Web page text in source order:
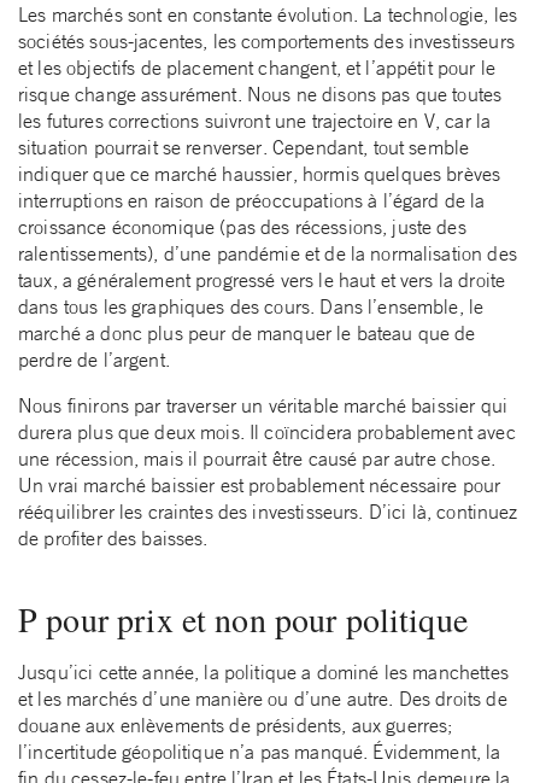
Les marchés sont en constante évolution. La technologie, les
sociétés sous-jacentes, les comportements des investisseurs
et les objectifs de placement changent, et l’appétit pour le
risque change assurément. Nous ne disons pas que toutes
les futures corrections suivront une trajectoire en V, car la
situation pourrait se renverser. Cependant, tout semble
indiquer que ce marché haussier, hormis quelques brèves
interruptions en raison de préoccupations à l’égard de la
croissance économique (pas des récessions, juste des
ralentissements), d’une pandémie et de la normalisation des
taux, a généralement progressé vers le haut et vers la droite
dans tous les graphiques des cours. Dans l’ensemble, le
marché a donc plus peur de manquer le bateau que de
perdre de l’argent.
Nous finirons par traverser un véritable marché baissier qui
durera plus que deux mois. Il coïncidera probablement avec
une récession, mais il pourrait être causé par autre chose.
Un vrai marché baissier est probablement nécessaire pour
rééquilibrer les craintes des investisseurs. D’ici là, continuez
de profiter des baisses.
P pour prix et non pour politique
Jusqu’ici cette année, la politique a dominé les manchettes
et les marchés d’une manière ou d’une autre. Des droits de
douane aux enlèvements de présidents, aux guerres;
l’incertitude géopolitique n’a pas manqué. Évidemment, la
fin du cessez-le-feu entre l’Iran et les États-Unis demeure la